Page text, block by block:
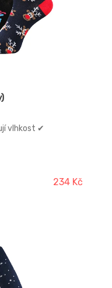
vlhkost ✔
234 Kč